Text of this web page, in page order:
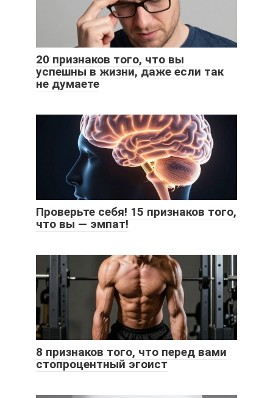
20 признаков того, что вы
успешны в жизни, даже если так
не думаете
Проверьте себя! 15 признаков того,
что вы — эмпат!
8 признаков того, что перед вами
стопроцентный эгоист